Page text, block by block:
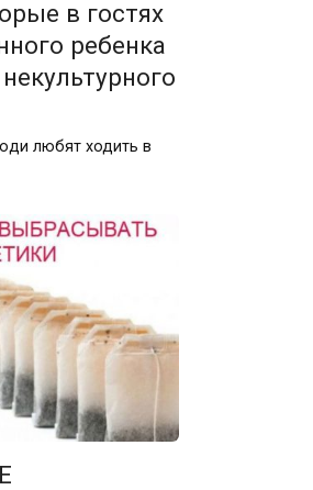
в гостях
ребенка
любят ходить в